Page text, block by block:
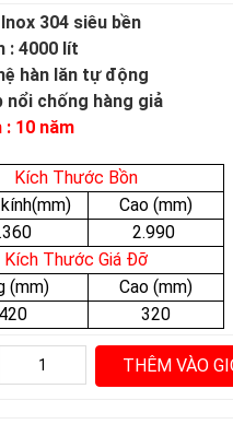
304 siêu bền
: 4000 lít
hàn lăn tự động
nổi chống hàng giả
: 10 năm
Kích Thước Bồn
Cao (mm)
2.990
Kích Thước Giá Đỡ
(mm)
Cao (mm)
320
THÊM VÀO